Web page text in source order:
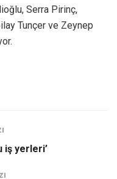
Serra Pirinç,
Tunçer ve Zeynep
iş yerleri’